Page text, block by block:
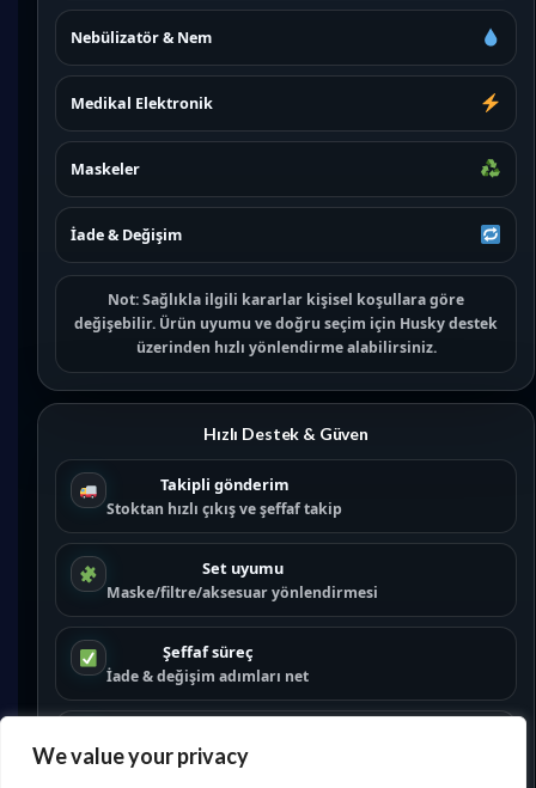
We value your privacy
Nebülizatör & Nem
Medikal Elektronik
Maskeler
İade & Değişim
Not:Sağlıkla ilgili kararlar kişisel koşullara göre
değişebilir. Ürün uyumu ve doğru seçim için Husky destek
üzerinden hızlı yönlendirme alabilirsiniz.
Hızlı Destek & Güven
Takipli gönderim
Stoktan hızlı çıkış ve şeffaf takip
Set uyumu
Maske/filtre/aksesuar yönlendirmesi
Şeffaf süreç
İade & değişim adımları net
Satıcı olmak için: